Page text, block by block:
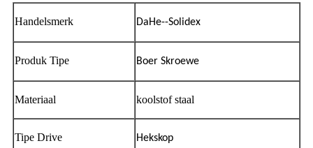
Handelsmerk DaHe--Solidex
Produk Tipe Boer Skroewe
Materiaal koolstof staal
Tipe Drive Hekskop